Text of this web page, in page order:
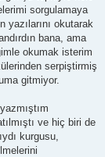
sorgulamaya
yazılarını okutarak
bana, ama
okumak isterim
serpiştirmiş
gitmiyor.
ve hiç biri de
kurgusu,